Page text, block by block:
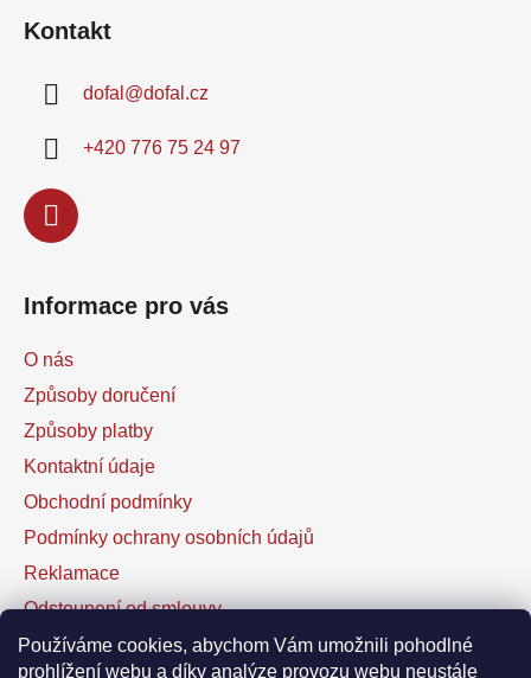
Používáme cookies, abychom Vám umožnili pohodlné
prohlížení webu a díky analýze provozu webu neustále
Kontakt
dofal @dofal.cz
+420 776 75 24 97
Informace pro vás
O nás
Způsoby doručení
Způsoby platby
Kontaktní údaje
Obchodní podmínky
Podmínky ochrany osobních údajů
Reklamace
Odstoupení od smlouvy
Kontaktní formulář